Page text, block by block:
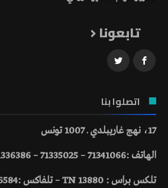
تابعونا
اتصلوا بنا
17، نهج غاريبلدي ـ 1007 تونس
الهاتف :71341066 – 71335025 – 71336386
تلكس براس : 13880 TN – تلفاكس :71336584